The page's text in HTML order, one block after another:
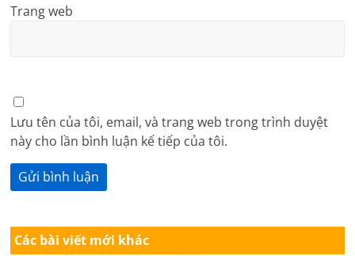
Trang web
Lưu tên của tôi, email, và trang web trong trình duyệt
này cho lần bình luận kế tiếp của tôi.
Các bài viết mới khác